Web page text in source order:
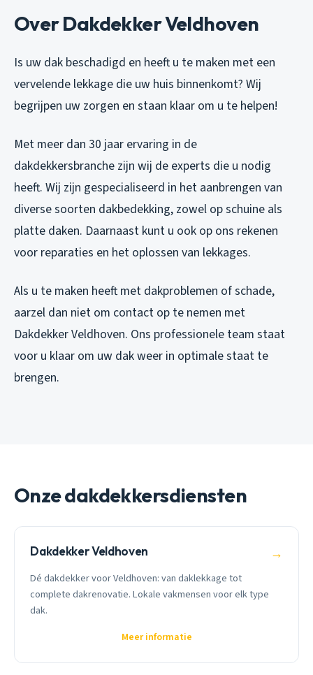
Over Dakdekker Veldhoven
Is uw dak beschadigd en heeft u te maken met een
vervelende lekkage die uw huis binnenkomt? Wij
begrijpen uw zorgen en staan klaar om u te helpen!
Met meer dan 30 jaar ervaring in de
dakdekkersbranche zijn wij de experts die u nodig
heeft. Wij zijn gespecialiseerd in het aanbrengen van
diverse soorten dakbedekking, zowel op schuine als
platte daken. Daarnaast kunt u ook op ons rekenen
voor reparaties en het oplossen van lekkages.
Als u te maken heeft met dakproblemen of schade,
aarzel dan niet om contact op te nemen met
Dakdekker Veldhoven. Ons professionele team staat
voor u klaar om uw dak weer in optimale staat te
brengen.
Onze dakdekkersdiensten
Dakdekker Veldhoven →
Dé dakdekker voor Veldhoven: van daklekkage tot
complete dakrenovatie. Lokale vakmensen voor elk type
dak.
Meer informatie